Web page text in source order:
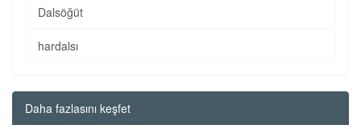
Dalsöğüt
hardalsı
Daha fazlasını keşfet